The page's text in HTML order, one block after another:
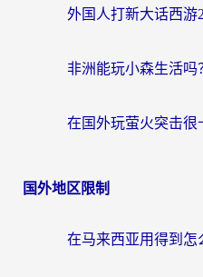
国外地区限制